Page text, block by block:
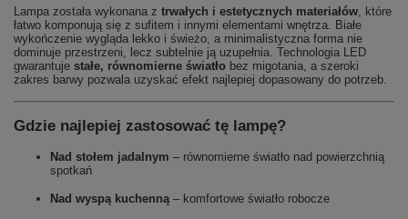
Lampa została wykonana z trwałych i estetycznych materiałów, które
łatwo komponują się z sufitem i innymi elementami wnętrza. Białe
wykończenie wygląda lekko i świeżo, a minimalistyczna forma nie
dominuje przestrzeni, lecz subtelnie ją uzupełnia. Technologia LED
gwarantuje stałe, równomierne światło bez migotania, a szeroki
zakres barwy pozwala uzyskać efekt najlepiej dopasowany do potrzeb.
Gdzie najlepiej zastosować tę lampę?
Nad stołem jadalnym – równomierne światło nad powierzchnią
spotkań
Nad wyspą kuchenną– komfortowe światło robocze